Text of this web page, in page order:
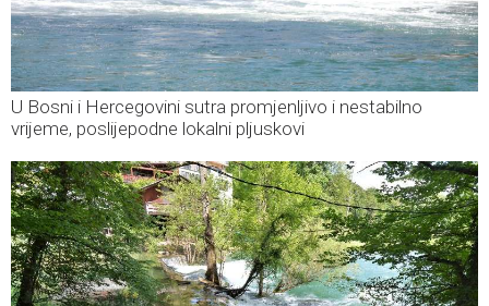
U Bosni i Hercegovini sutra promjenljivo i nestabilno
vrijeme, poslijepodne lokalni pljuskovi